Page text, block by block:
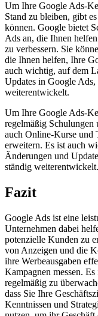
Um Ihre Google Ads-
Stand zu bleiben, gibt
können. Google bietet
Ads an, die Ihnen
zu verbessern. Sie
die Ihnen helfen, Ihre
auch wichtig, auf dem
Updates in Google
weiterentwickelt.
Um Ihre Google Ads-
regelmäßig Schulungen
auch Online-Kurse und
erweitern. Es ist auch
Änderungen und
ständig weiterentwickelt.
Fazit
Google Ads ist eine
Unternehmen dabei
potenzielle Kunden zu
von Anzeigen und die
ihre Werbeausgaben
Kampagnen messen.
regelmäßig zu
dass Sie Ihre
Kenntnissen und